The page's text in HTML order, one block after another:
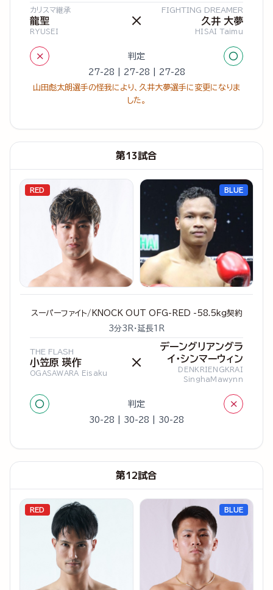
カリスマ継承
龍聖
RYUSEI
×
FIGHTING DREAMER
久井 大夢
HISAI Taimu
× 判定 ○
27-28 | 27-28 | 27-28
山田彪太朗選手の怪我により、久井大夢選手に変更になりま
した。
第13試合
RED
スーパーファイト/KNOCK OUT OFG-RED -58.5kg契約
3分3R・延長1R
THE FLASH
小笠原 瑛作
OGASAWARA Eisaku
×
デーングリアングラ
イ・シンマーウィン
DENKRIENGKRAI
SinghaMawynn
○ 判定 ×
30-28 | 30-28 | 30-28
BLUE
第12試合
RED BLUE